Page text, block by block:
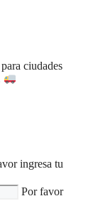
ciudades
ingresa tu
Por favor